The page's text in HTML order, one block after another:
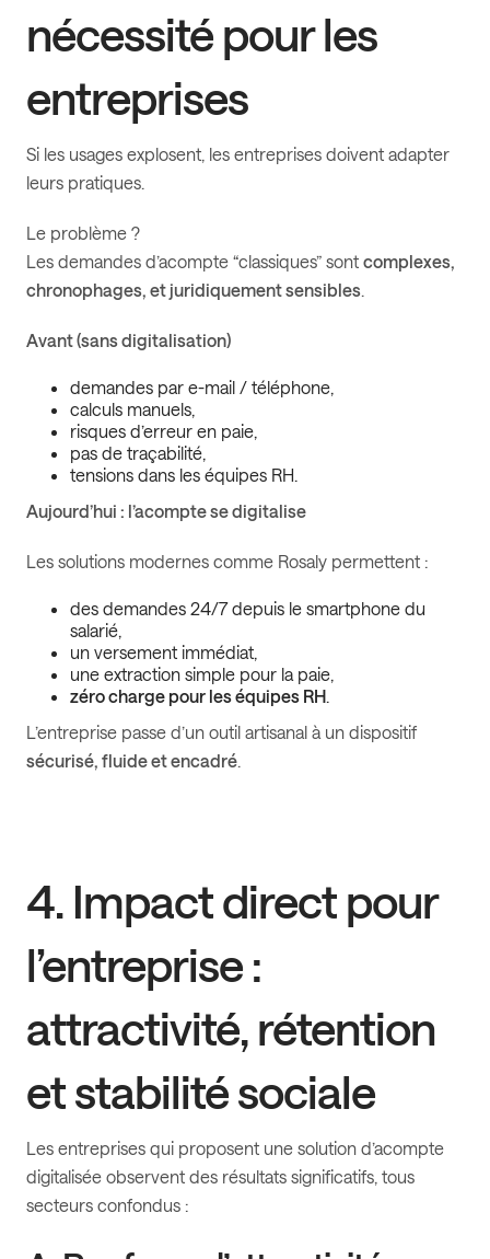
nécessité pour les
entreprises
Si les usages explosent, les entreprises doivent adapter
leurs pratiques.
Le problème ?
Les demandes d’acompte “classiques” sont complexes,
chronophages, et juridiquement sensibles.
Avant (sans digitalisation)
demandes par e-mail / téléphone,
calculs manuels,
risques d’erreur en paie,
pas de traçabilité,
tensions dans les équipes RH.
Aujourd’hui : l’acompte se digitalise
Les solutions modernes comme Rosaly permettent :
des demandes 24/7 depuis le smartphone du
salarié,
un versement immédiat,
une extraction simple pour la paie,
zéro charge pour les équipes RH.
L’entreprise passe d’un outil artisanal à un dispositif
sécurisé, fluide et encadré.
4. Impact direct pour
l’entreprise :
attractivité, rétention
et stabilité sociale
Les entreprises qui proposent une solution d’acompte
digitalisée observent des résultats significatifs, tous
secteurs confondus :